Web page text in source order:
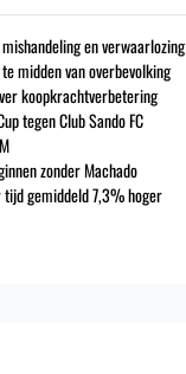
en verwaarlozing
midden van overbevolking
koopkrachtverbetering
tegen Club Sando FC
zonder Machado
gemiddeld 7,3% hoger